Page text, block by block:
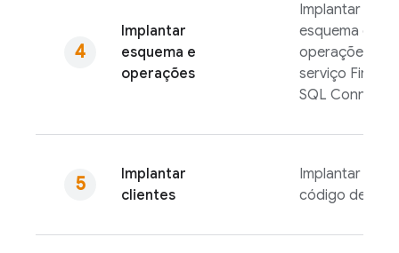
Implantar
esquema e
operações
Implantar o
esquema e as
operações do
serviço
SQL Connect
Implantar
clientes
Implantar seu
código de